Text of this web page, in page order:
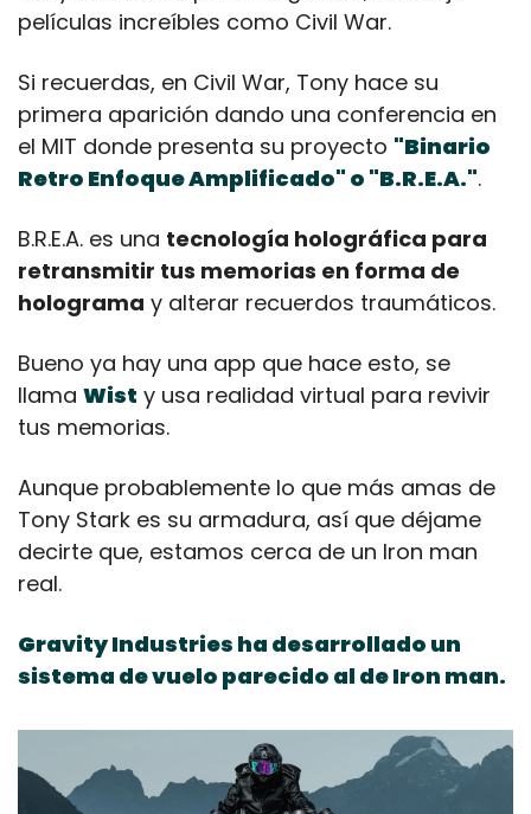
películas increíbles como Civil War.
Si recuerdas, en Civil War, Tony hace su
primera aparición dando una conferencia en
el MIT donde presenta su proyecto "Binario
Retro Enfoque Amplificado" o "B.R.E.A.".
B.R.E.A. es una tecnología holográfica para
retransmitir tus memorias en forma de
holograma y alterar recuerdos traumáticos.
Bueno ya hay una app que hace esto, se
llama Wist y usa realidad virtual para revivir
tus memorias.
Aunque probablemente lo que más amas de
Tony Stark es su armadura, así que déjame
decirte que, estamos cerca de un Iron man
real.
Gravity Industries ha desarrollado un
sistema de vuelo parecido al de Iron man.